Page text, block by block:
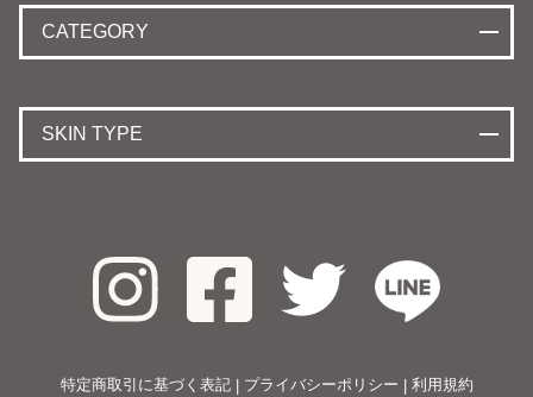
CATEGORY
SKIN TYPE
特定商取引に基づく表記 プライバシーポリシー 利用規約